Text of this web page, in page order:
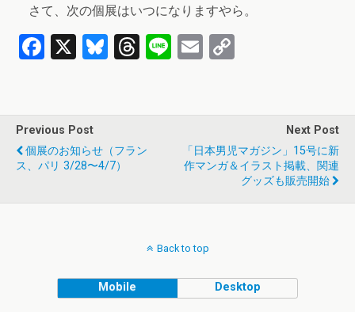
さて、次の個展はいつになりますやら。
F
b
o
o
k
X
Bl
ky
T
a
d
Li
E
Li
n
k
Previous Post
個展のお知らせ（フラン
ス、パリ 3/28〜4/7）
Next Post
「日本男児マガジン」15号に新
作マンガ＆イラスト掲載、関連
グッズも販売開始
Back to top
Mobile Desktop